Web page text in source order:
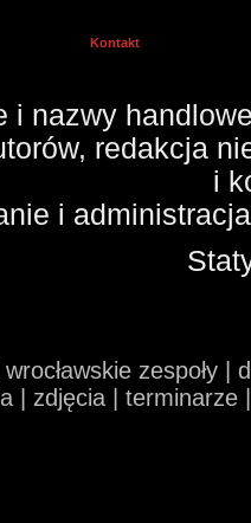
Kontakt
i nazwy
redakcja
i
i
zespoły
| zdjęcia |